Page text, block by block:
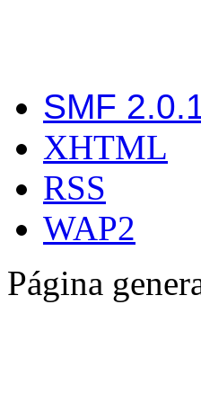
SMF
XHTML
RSS
WAP2
Página